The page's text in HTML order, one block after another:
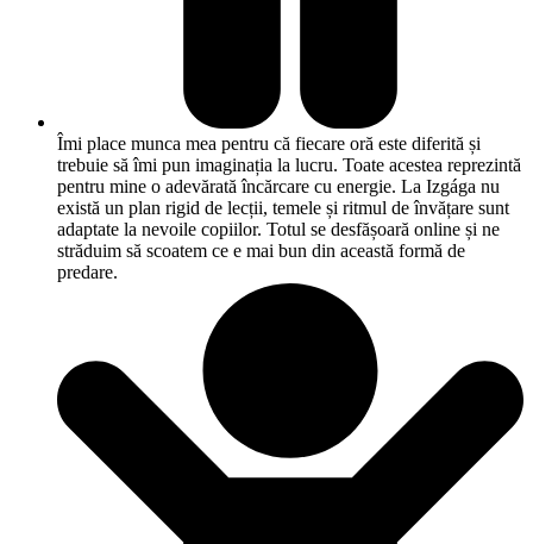
Îmi place munca mea pentru că fiecare oră este diferită și
trebuie să îmi pun imaginația la lucru. Toate acestea reprezintă
pentru mine o adevărată încărcare cu energie. La Izgága nu
există un plan rigid de lecții, temele și ritmul de învățare sunt
adaptate la nevoile copiilor. Totul se desfășoară online și ne
străduim să scoatem ce e mai bun din această formă de
predare.